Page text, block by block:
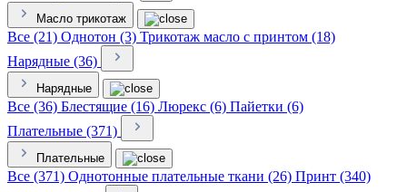
Масло трикотаж
Все (21) Однотон (3) Трикотаж масло с принтом (18)
Нарядные (36)
Нарядные
Все (36) Блестящие (16) Люрекс (6) Пайетки (6)
Плательные (371)
Плательные
Все (371) Однотонные плательные ткани (26) Принт (340)